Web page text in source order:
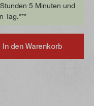
5 Minuten und
Tag.***
In den Warenkorb